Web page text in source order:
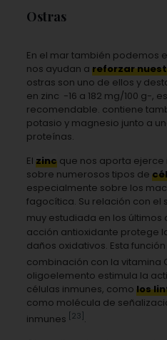
Ostras
En el mar también podemos
nos ayudan a reforzar
ostras son uno de ellos y
en zinc -16 a 182 mg/100 g-,
recomendable. contiene
potasio y magnesio junto a
proteínas.
El zincque nos aporta ejerce
sobre numerosos tipos de
especialmente sobre los
fagocítica. Su relación con el
muy estudiada en los últimos
acción antioxidante protege
daños oxidativos. Esta
combinación con la vitamina
oligoelemento estimula la
células inmunes, como los
como molécula de
inmunes [23] .